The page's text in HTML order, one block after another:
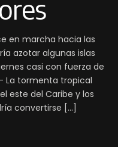
en marcha hacia las
azotar algunas islas
casi con fuerza de
— La tormenta tropical
este del Caribe y los
convertirse […]